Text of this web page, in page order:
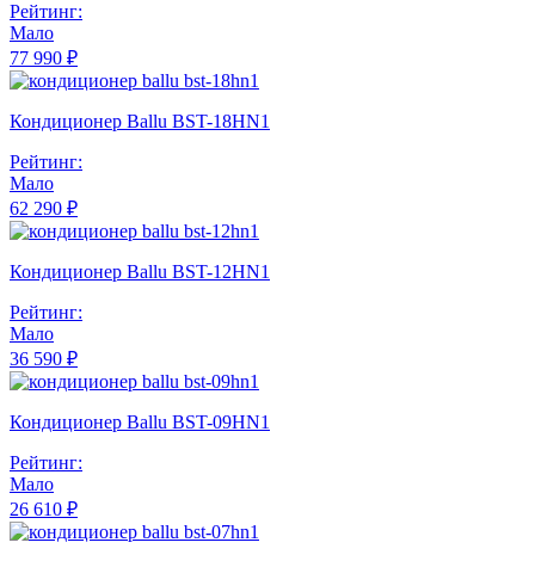
Рейтинг:
Мало
77 990 ₽
Кондиционер Ballu BST-18HN1
Рейтинг:
Мало
62 290 ₽
Кондиционер Ballu BST-12HN1
Рейтинг:
Мало
36 590 ₽
Кондиционер Ballu BST-09HN1
Рейтинг:
Мало
26 610 ₽